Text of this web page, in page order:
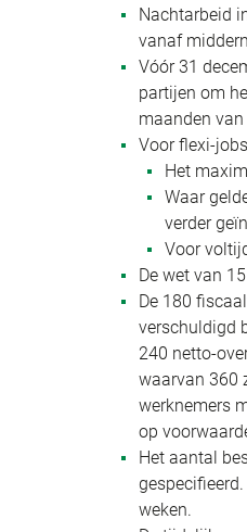
Nachtarbeid
vanaf
Vóór 31
partijen om
maanden
Voor flexi-
Het
Waar
verder
Voor
De wet van
De 180
verschuldigd
240 netto-
waarvan 360
werknemers
op
Het aantal
weken.